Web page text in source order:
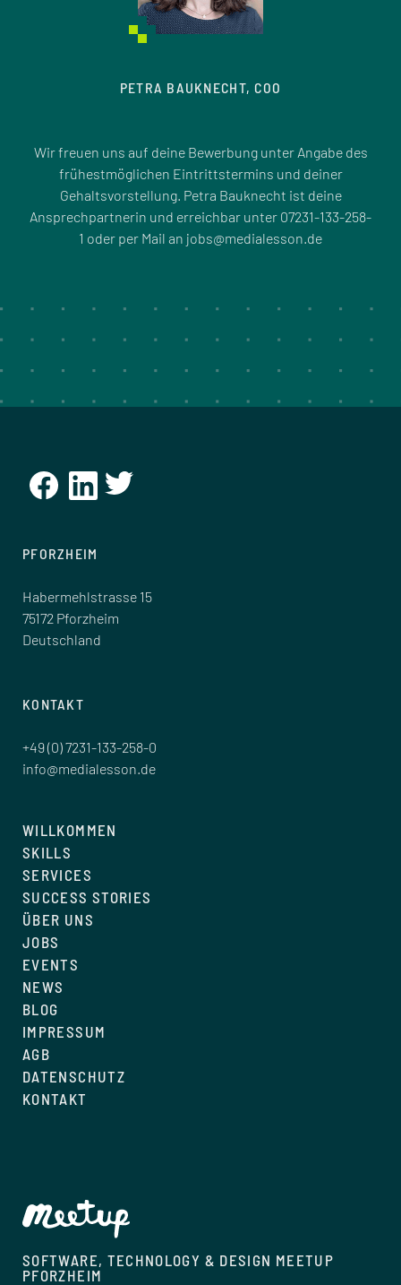
PETRA BAUKNECHT, COO
Wir freuen uns auf deine Bewerbung unter Angabe des
frühestmöglichen Eintrittstermins und deiner
Gehaltsvorstellung. Petra Bauknecht ist deine
Ansprechpartnerin und erreichbar unter 07231-133-258-
1 oder per Mail an jobs@medialesson.de
PFORZHEIM
Habermehlstrasse 15
75172 Pforzheim
Deutschland
KONTAKT
+49 (0) 7231-133-258-0
info@medialesson.de
WILLKOMMEN
SKILLS
SERVICES
SUCCESS STORIES
ÜBER UNS
JOBS
EVENTS
NEWS
BLOG
IMPRESSUM
AGB
DATENSCHUTZ
KONTAKT
SOFTWARE, TECHNOLOGY & DESIGN MEETUP
PFORZHEIM